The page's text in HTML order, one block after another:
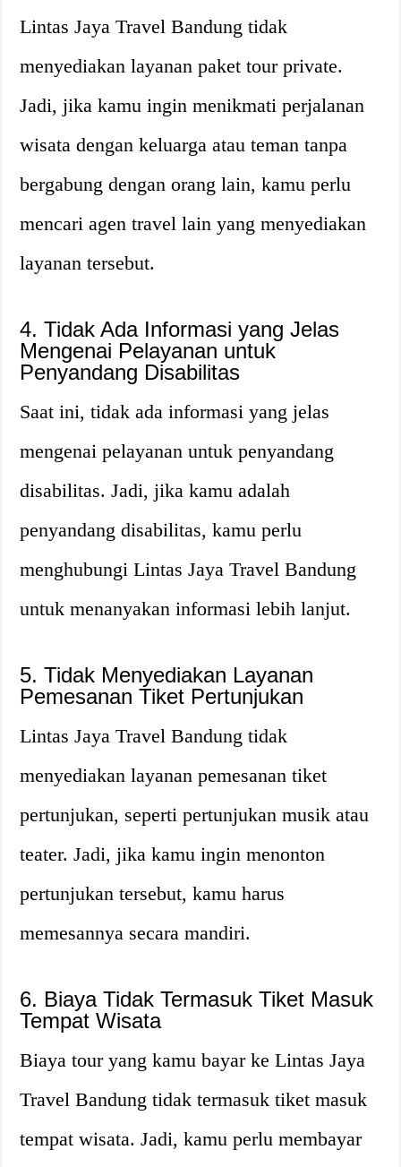
Lintas Jaya Travel Bandung tidak
menyediakan layanan paket tour private.
Jadi, jika kamu ingin menikmati perjalanan
wisata dengan keluarga atau teman tanpa
bergabung dengan orang lain, kamu perlu
mencari agen travel lain yang menyediakan
layanan tersebut.
4. Tidak Ada Informasi yang Jelas
Mengenai Pelayanan untuk
Penyandang Disabilitas
Saat ini, tidak ada informasi yang jelas
mengenai pelayanan untuk penyandang
disabilitas. Jadi, jika kamu adalah
penyandang disabilitas, kamu perlu
menghubungi Lintas Jaya Travel Bandung
untuk menanyakan informasi lebih lanjut.
5. Tidak Menyediakan Layanan
Pemesanan Tiket Pertunjukan
Lintas Jaya Travel Bandung tidak
menyediakan layanan pemesanan tiket
pertunjukan, seperti pertunjukan musik atau
teater. Jadi, jika kamu ingin menonton
pertunjukan tersebut, kamu harus
memesannya secara mandiri.
6. Biaya Tidak Termasuk Tiket Masuk
Tempat Wisata
Biaya tour yang kamu bayar ke Lintas Jaya
Travel Bandung tidak termasuk tiket masuk
tempat wisata. Jadi, kamu perlu membayar